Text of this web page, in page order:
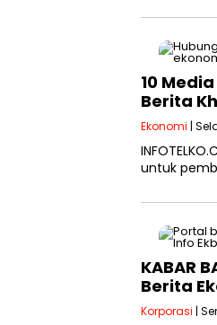
10
Berita
Ekonomi |
untuk
KABAR
Berita
Korporasi |